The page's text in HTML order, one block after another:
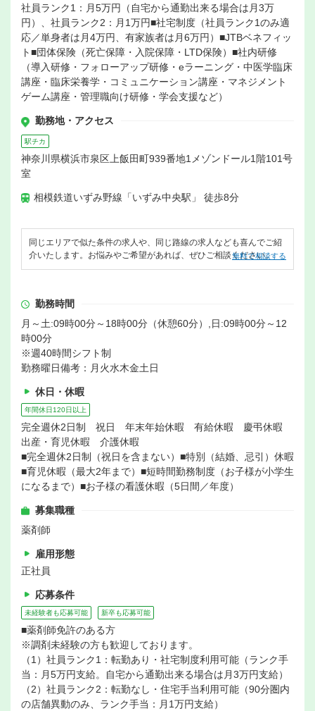
社員ランク1：月5万円（自宅から通勤出来る場合は月3万
円）、社員ランク2：月1万円■社宅制度（社員ランク1のみ適
応／単身者は月4万円、有家族者は月6万円）■JTBベネフィッ
ト■団体保険（死亡保障・入院保障・LTD保険）■社内研修
（導入研修・フォローアップ研修・eラーニング・中医学臨床
講座・臨床栄養学・コミュニケーション講座・マネジメント
ゲーム講座・管理職向け研修・学会支援など）
勤務地・アクセス
駅チカ
神奈川県横浜市泉区上飯田町939番地1メゾンドール1階101号
室
相模鉄道いずみ野線「いずみ中央駅」 徒歩8分
同じエリアで似た条件の求人や、同じ路線の求人なども喜んでご紹
介いたします。お悩みやご希望があれば、ぜひご相談ください。
無料で相談する
勤務時間
月～土:09時00分～18時00分（休憩60分）,日:09時00分～12
時00分
※週40時間シフト制
勤務曜日備考：月火水木金土日
休日・休暇
年間休日120日以上
完全週休2日制 祝日 年末年始休暇 有給休暇 慶弔休暇
出産・育児休暇 介護休暇
■完全週休2日制（祝日を含まない）■特別（結婚、忌引）休暇
■育児休暇（最大2年まで）■短時間勤務制度（お子様が小学生
になるまで）■お子様の看護休暇（5日間／年度）
募集職種
薬剤師
雇用形態
正社員
応募条件
未経験者も応募可能 新卒も応募可能
■薬剤師免許のある方
※調剤未経験の方も歓迎しております。
（1）社員ランク1：転勤あり・社宅制度利用可能（ランク手
当：月5万円支給。自宅から通勤出来る場合は月3万円支給）
（2）社員ランク2：転勤なし・住宅手当利用可能（90分圏内
の店舗異動のみ、ランク手当：月1万円支給）